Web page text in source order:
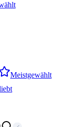
Meistgewählt